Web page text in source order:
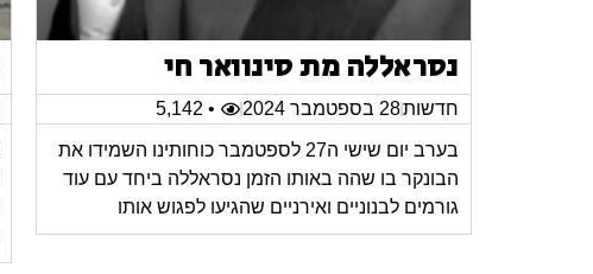
נסראללה מת סינוואר חי
חדשות28 בספטמבר 2024 • 5,142
בערב יום שישי ה27 לספטמבר כוחותינו השמידו את
הבונקר בו שהה באותו הזמן נסראללה ביחד עם עוד
גורמים לבנוניים ואירניים שהגיעו לפגוש אותו